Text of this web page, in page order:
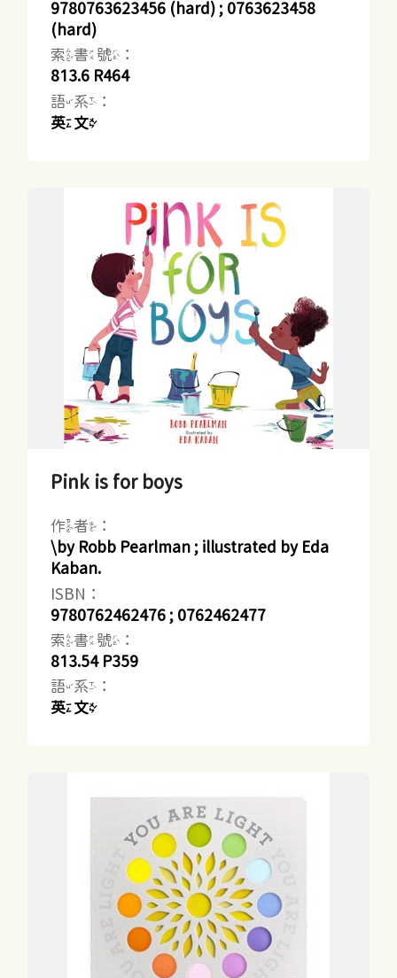
9780763623456 (hard) ; 0763623458
(hard)
索書號：
813.6 R464
語系：
英文
Pink is for boys
作者：
\by Robb Pearlman ; illustrated by Eda
Kaban.
ISBN：
9780762462476 ; 0762462477
索書號：
813.54 P359
語系：
英文